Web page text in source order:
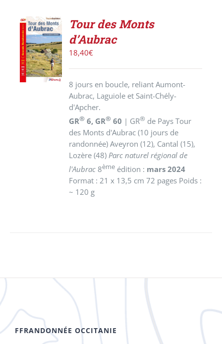
AJOUTER
AU
PANIER
/
DÉTAILS
Tour des Monts
d’Aubrac
18,40€
8 jours en boucle, reliant Aumont-
Aubrac, Laguiole et Saint-Chély-
d'Apcher.
GR® 6, GR® 60 | GR® de Pays Tour
des Monts d'Aubrac (10 jours de
randonnée) Aveyron (12), Cantal (15),
Lozère (48)Parc naturel régional de
l'Aubrac 8ème édition : mars 2024
Format : 21 x 13,5 cm 72 pages Poids :
~ 120 g
FFRANDONNÉE OCCITANIE